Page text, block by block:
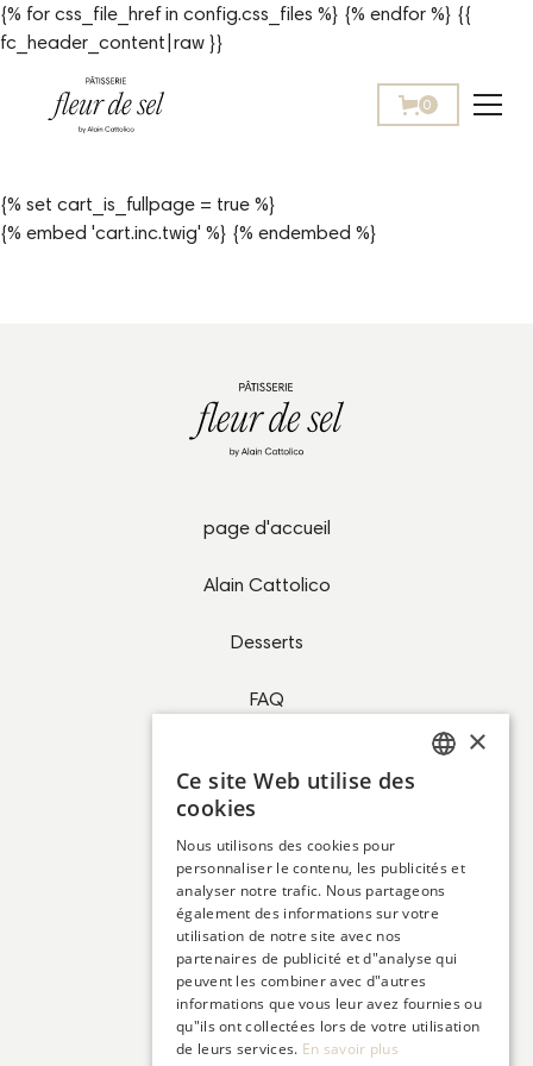
{% for css_file_href in config.css_files %} {% endfor %} {{
fc_header_content|raw }}
0
{% set cart_is_fullpage = true %}
{% embed 'cart.inc.twig' %} {% endembed %}
page d'accueil
Alain Cattolico
Desserts
FAQ
Empreinte
Déclaration de confidentialité
Paramètres des cookies
×
Ce site Web utilise des
cookies
Nous utilisons des cookies pour
personnaliser le contenu, les publicités et
analyser notre trafic. Nous partageons
également des informations sur votre
utilisation de notre site avec nos
partenaires de publicité et d"analyse qui
peuvent les combiner avec d"autres
informations que vous leur avez fournies ou
qu"ils ont collectées lors de votre utilisation
de leurs services. En savoir plus